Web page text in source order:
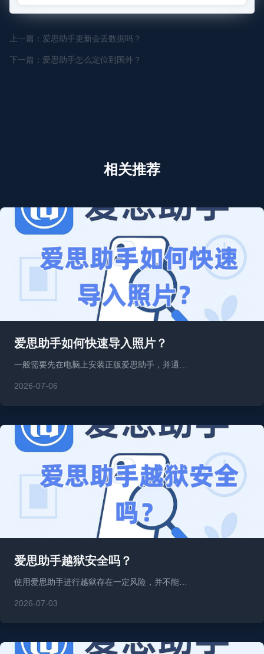
上一篇：爱思助手更新会丢数据吗？
下一篇：爱思助手怎么定位到国外？
相关推荐
爱思助手如何快速导入照片？
一般需要先在电脑上安装正版爱思助手，并通…
2026-07-06
爱思助手越狱安全吗？
使用爱思助手进行越狱存在一定风险，并不能…
2026-07-03